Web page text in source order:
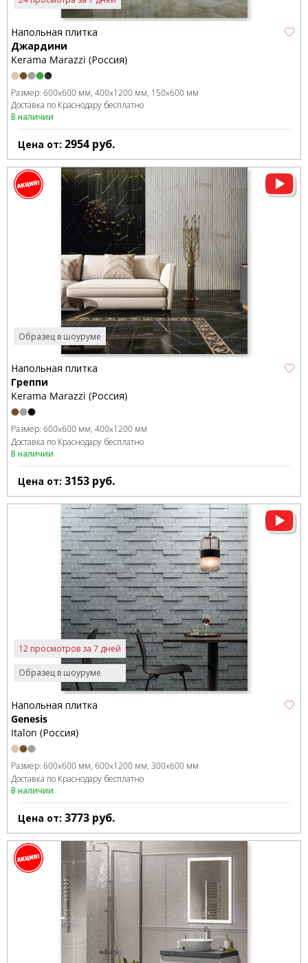
Напольная плитка
Джардини
Kerama Marazzi (Россия)
Размер: 600x600 мм 400x1200 мм 150x600 мм
Доставка по Краснодару бесплатно
В наличии
Цена от: 2954 руб.
Образец в шоуруме
Напольная плитка
Греппи
Kerama Marazzi (Россия)
Размер: 600x600 мм 400x1200 мм
Доставка по Краснодару бесплатно
В наличии
Цена от: 3153 руб.
Образец в шоуруме
12 просмотров за 7 дней
Напольная плитка
Genesis
Italon (Россия)
Размер: 600x600 мм 600x1200 мм 300x600 мм
Доставка по Краснодару бесплатно
В наличии
Цена от: 3773 руб.